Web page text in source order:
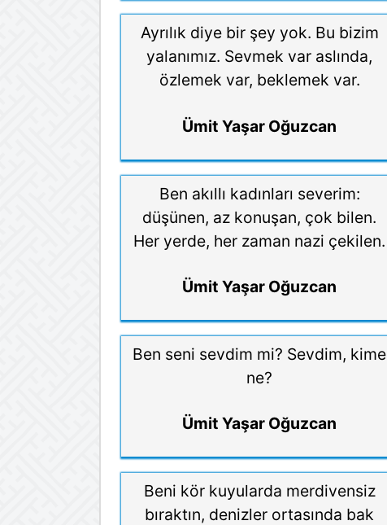
Ayrılık diye bir şey yok. Bu bizim
yalanımız. Sevmek var aslında,
özlemek var, beklemek var.
Ümit Yaşar Oğuzcan
Ben akıllı kadınları severim:
düşünen, az konuşan, çok bilen.
Her yerde, her zaman nazi çekilen.
Ümit Yaşar Oğuzcan
Ben seni sevdim mi? Sevdim, kime
ne?
Ümit Yaşar Oğuzcan
Beni kör kuyularda merdivensiz
bıraktın, denizler ortasında bak